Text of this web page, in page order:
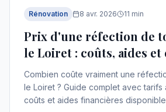
Rénovation 8 avr. 2026 11 min
Prix d'une réfection de
le Loiret : coûts, aides et
2026
Combien coûte vraiment une
le Loiret ? Guide complet avec tarifs
coûts et aides financières